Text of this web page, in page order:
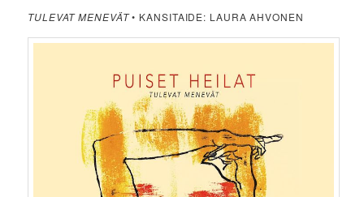
TULEVAT MENEVÄT• KANSITAIDE: LAURA AHVONEN